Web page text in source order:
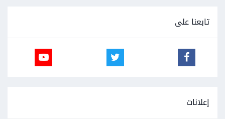
تابعنا على
إعلانات